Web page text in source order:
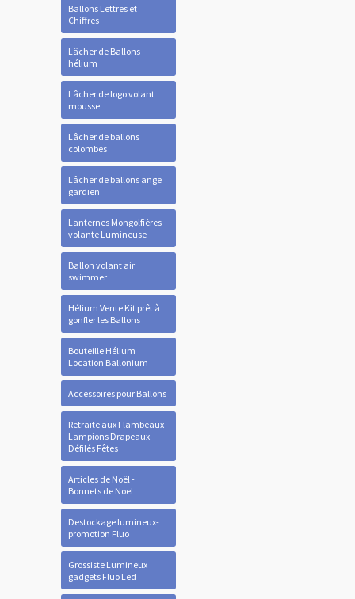
Ballons Lettres et
Chiffres
Lâcher de Ballons
hélium
Lâcher de logo volant
mousse
Lâcher de ballons
colombes
Lâcher de ballons ange
gardien
Lanternes Mongolfières
volante Lumineuse
Ballon volant air
swimmer
Hélium Vente Kit prêt à
gonfler les Ballons
Bouteille Hélium
Location Ballonium
Accessoires pour Ballons
Retraite aux Flambeaux
Lampions Drapeaux
Défilés Fêtes
Articles de Noël -
Bonnets de Noel
Destockage lumineux-
promotion Fluo
Grossiste Lumineux
gadgets Fluo Led